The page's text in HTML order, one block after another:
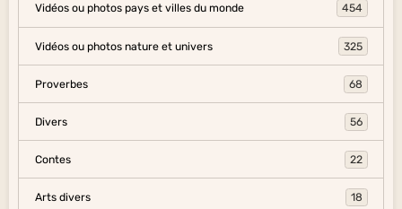
Vidéos ou photos pays et villes du monde 454
Vidéos ou photos nature et univers 325
Proverbes 68
Divers 56
Contes 22
Arts divers 18